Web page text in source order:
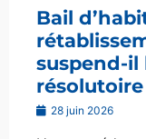
Bail
suspend-il
résolutoire
28 juin 2026